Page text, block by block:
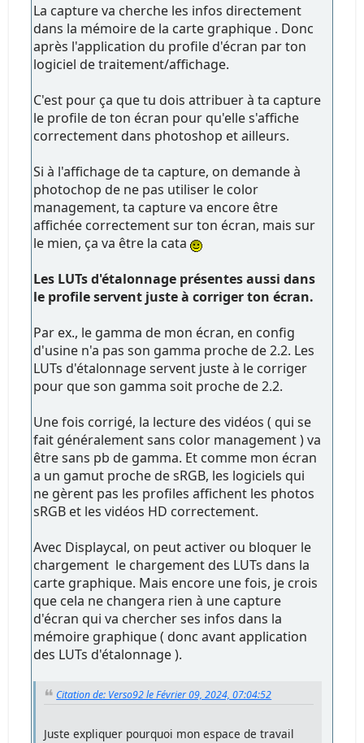
La capture va cherche les infos directement
dans la mémoire de la carte graphique . Donc
après l'application du profile d'écran par ton
logiciel de traitement/affichage.
C'est pour ça que tu dois attribuer à ta capture
le profile de ton écran pour qu'elle s'affiche
correctement dans photoshop et ailleurs.
Si à l'affichage de ta capture, on demande à
photochop de ne pas utiliser le color
management, ta capture va encore être
affichée correctement sur ton écran, mais sur
le mien, ça va être la cata
Les LUTs d'étalonnage présentes aussi dans
le profile servent juste à corriger ton écran.
Par ex., le gamma de mon écran, en config
d'usine n'a pas son gamma proche de 2.2. Les
LUTs d'étalonnage servent juste à le corriger
pour que son gamma soit proche de 2.2.
Une fois corrigé, la lecture des vidéos ( qui se
fait généralement sans color management ) va
être sans pb de gamma. Et comme mon écran
a un gamut proche de sRGB, les logiciels qui
ne gèrent pas les profiles affichent les photos
sRGB et les vidéos HD correctement.
Avec Displaycal, on peut activer ou bloquer le
chargement le chargement des LUTs dans la
carte graphique. Mais encore une fois, je crois
que cela ne changera rien à une capture
d'écran qui va chercher ses infos dans la
mémoire graphique ( donc avant application
des LUTs d'étalonnage ).
Citation de: Verso92 le Février 09, 2024, 07:04:52
Juste expliquer pourquoi mon espace de travail